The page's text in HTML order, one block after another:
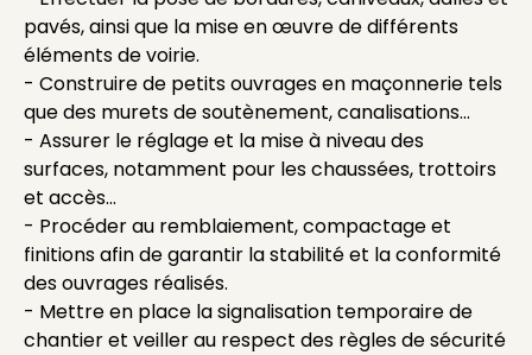
pavés, ainsi que la mise en œuvre de différents
éléments de voirie.
- Construire de petits ouvrages en maçonnerie tels
que des murets de soutènement, canalisations...
- Assurer le réglage et la mise à niveau des
surfaces, notamment pour les chaussées, trottoirs
et accès...
- Procéder au remblaiement, compactage et
finitions afin de garantir la stabilité et la conformité
des ouvrages réalisés.
- Mettre en place la signalisation temporaire de
chantier et veiller au respect des règles de sécurité